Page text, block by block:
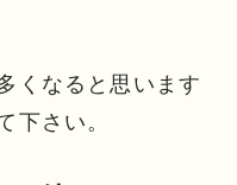
くなると思います
下さい。